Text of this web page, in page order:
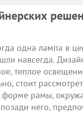
одна лампа в
навсегда.
теплое
стоит
форме рамы,
него,